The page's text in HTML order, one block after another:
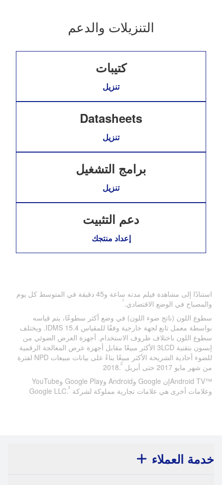
التنزيلات والدعم
كتيبات
تنزيل
Datasheets
تنزيل
برامج التشغيل
تنزيل
دعم التثبيت
إعداد منتجك
استنادًا إلى مشاهدة فيلم مدته ساعة و45 دقيقة في المتوسط كل يوم
والمصباح في الوضع الاقتصادي. 1
سطوع اللون (ناتج ضوء اللون) في وضع أكثر سطوعًا، يتم قياسه
بواسطة معمل تابع لجهة خارجية وفقًا للمقياس IDMS 15.4. ويختلف
سطوع اللون باختلاف ظروف الاستخدام. أجهزة العرض الضوئي من
إبسون بتقنية 3LCD الأكثر مبيعًا مقابل أجهزة عرض المعالجة الرقمية
للضوء أحادية الشريحة الأكثر مبيعًا بناءً على بيانات مبيعات NPD لفترة
من شهر مايو 2017 حتى أبريل 2018.
2
™Android TVإن Google وAndroid وGoogle Play وYouTube
وعلامات أخرى هي علامات تجارية مملوكة لشركة Google LLC. 3
خدمة العملاء